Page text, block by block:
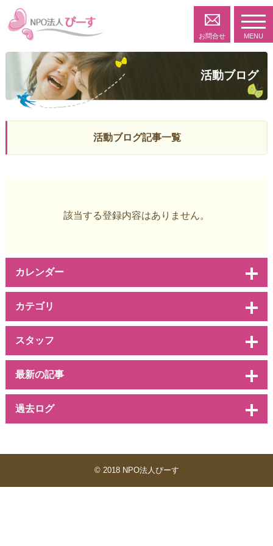
お問合せ MENU
活動ブログ
活動ブログ記事一覧
該当する登録内容はありません。
カレンダー
カテゴリ
スタッフ
最新の記事
過去ログ
© 2018 NPO法人ぴーす